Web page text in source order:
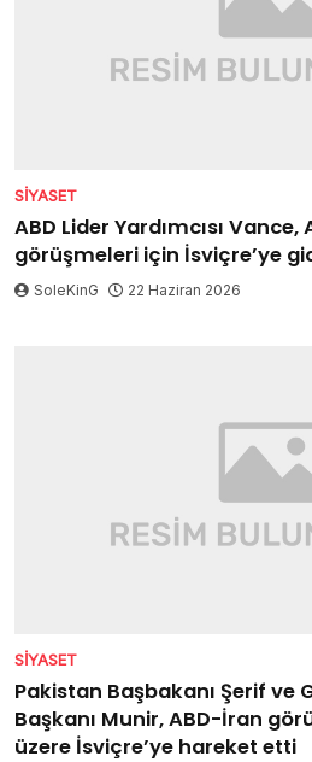
SIYASET
ABD Lider Yardımcısı Vance,
görüşmeleri için İsviçre’ye
SoleKinG 22 Haziran 2026
SIYASET
Pakistan Başbakanı Şerif ve
Başkanı Munir, ABD-İran
üzere İsviçre’ye hareket etti